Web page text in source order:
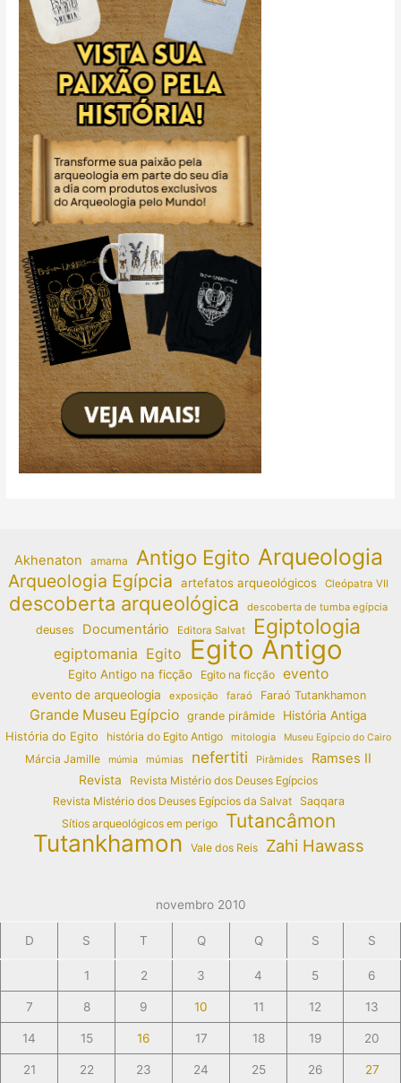
Akhenaton amarna Antigo Egito Arqueologia
Arqueologia Egípcia artefatos arqueológicos Cleópatra VII
descoberta arqueológica descoberta de tumba egípcia
deuses Documentário Editora Salvat Egiptologia
egiptomania Egito Egito Antigo
Egito Antigo na ficção Egito na ficção evento
evento de arqueologia exposição faraó Faraó Tutankhamon
Grande Museu Egípcio grande pirâmide
História Antiga
História do Egito
história do Egito Antigo mitologia Museu Egípcio do Cairo
Márcia Jamille múmia múmias nefertiti Pirâmides Ramses II
Revista
Revista Mistério dos Deuses Egípcios
Revista Mistério dos Deuses Egípcios da Salvat
Saqqara
Sítios arqueológicos em perigo
Tutancâmon
Tutankhamon Vale dos Reis Zahi Hawass
novembro 2010
D S T Q Q S S
1 2 3 4 5 6
7 8 9 10 11 12 13
14 15 16 17 18 19 20
21 22 23 24 25 26 27